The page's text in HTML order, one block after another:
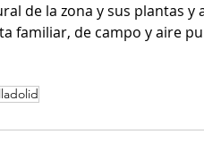
de la zona y sus plantas y
familiar, de campo y aire